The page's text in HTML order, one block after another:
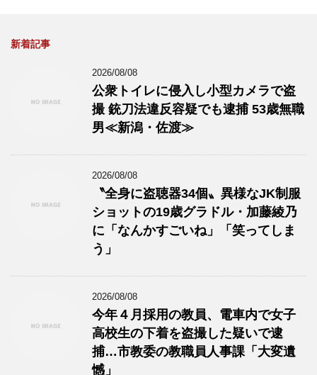
新着記事
2026/08/08
公衆トイレに侵入し小型カメラで盗
撮 銃刀法違反容疑でも逮捕 53歳無職
男≪新潟・佐渡≫
2026/08/08
〝全身に盗聴器34個〟異様なJK制服
ショットの19歳グラドル・加藤綾乃
に「なんかすごいね」「笑ってしま
う」
2026/08/08
今年４月採用の教員、電車内で女子
高校生の下着を盗撮した疑いで逮
捕…市教委の教職員人事課「大変遺
憾」